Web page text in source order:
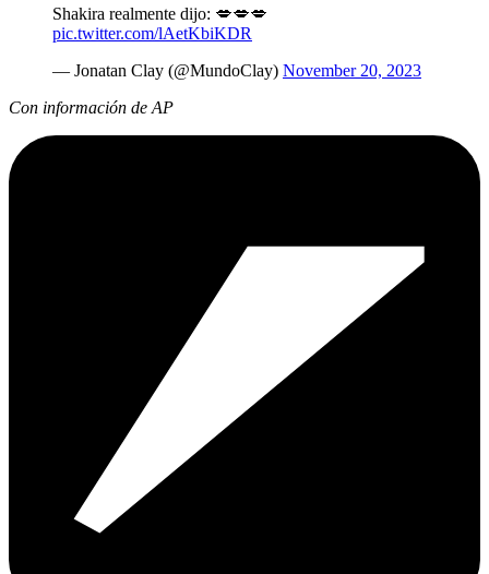
Shakira realmente dijo: 💋💋💋
pic.twitter.com/lAetKbiKDR
— Jonatan Clay (@MundoClay) November 20, 2023
Con información de AP